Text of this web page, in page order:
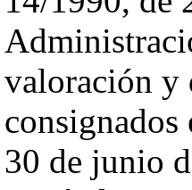
valoración y
30 de junio